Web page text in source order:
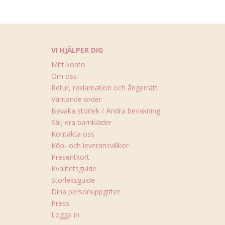
VI HJÄLPER DIG
Mitt konto
Om oss
Retur, reklamation och ångerrätt
Väntande order
Bevaka storlek / Ändra bevakning
Sälj era barnkläder
Kontakta oss
Köp- och leveransvillkor
Presentkort
Kvalitetsguide
Storleksguide
Dina personuppgifter
Press
Logga in